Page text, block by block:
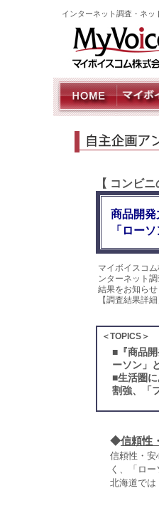
インターネット調査・ネ
【 コンビ
商品開発
「ロー
マイボイスコ
ンターネット
結果をお知らせ
【調査結果詳細
＜TOPICS＞
■ 『商品
ーソン」
■生活圏
割強、「
◆信頼性
信頼性・安
く、「ロ
北海道では